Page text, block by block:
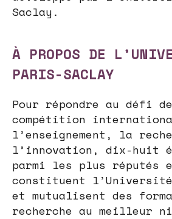
Saclay.
À PROPOS DE
PARIS-SACLAY
Pour répondre au défi
compétition
l’enseignement, la
l’innovation, dix-huit
parmi les plus réputés
constituent
et mutualisent des
recherche au meilleur